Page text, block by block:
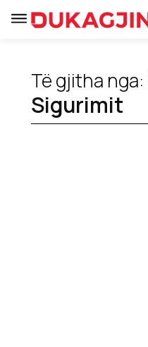
Të gjitha nga:
Sigurimit